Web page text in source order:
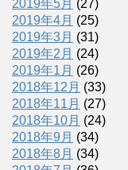
2019年5月 (27)
2019年4月 (25)
2019年3月 (31)
2019年2月 (24)
2019年1月 (26)
2018年12月 (33)
2018年11月 (27)
2018年10月 (24)
2018年9月 (34)
2018年8月 (34)